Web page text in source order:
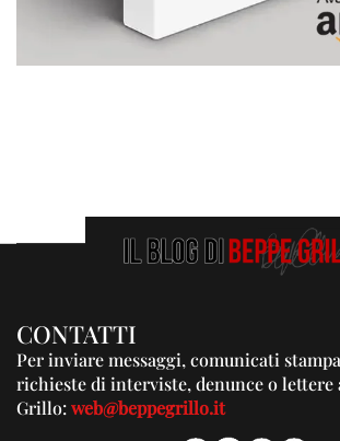
CONTATTI
Per inviare messaggi, comunicati
richieste di interviste, denunce o lettere
Grillo:web@beppegrillo.it